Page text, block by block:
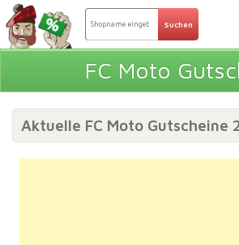
FC Moto
Aktuelle FC Moto Gutscheine